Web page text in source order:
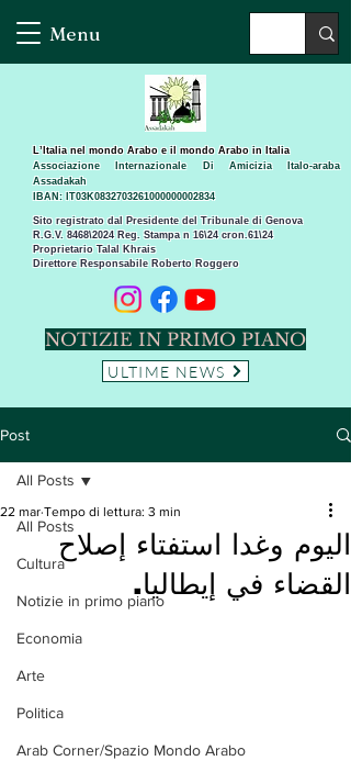
Menu
Sito registrato dal Presidente del Tribunale di Genova
R.G.V. 8468\2024 Reg. Stampa n 16\24 cron.61\24 ​
Proprietario Talal Khrais
Direttore Responsabile Roberto Roggero
L’Italia nel mondo Arabo e il mondo Arabo in Italia
Associazione Internazionale Di Amicizia Italo-araba
Assadakah
IBAN: IT03K0832703261000000002834
NOTIZIE IN PRIMO PIANO
ULTIME NEWS
Post
All Posts
Cultura
Notizie in primo piano
Economia
Arte
Politica
Arab Corner/Spazio Mondo Arabo
All Posts
اليوم وغدا استفتاء إصلاح
القضاء في إيطاليا.
22 mar Tempo di lettura: 3 min